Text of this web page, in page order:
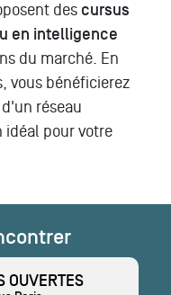
des cursus
en intelligence
du marché. En
vous bénéficierez
réseau
pour votre
OUVERTES